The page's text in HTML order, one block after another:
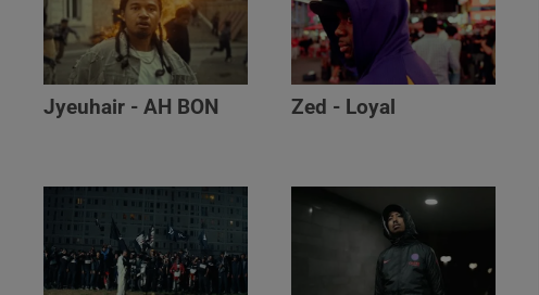
Jyeuhair - AH BON Zed - Loyal